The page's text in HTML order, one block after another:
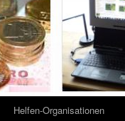
Helfen-Organisationen